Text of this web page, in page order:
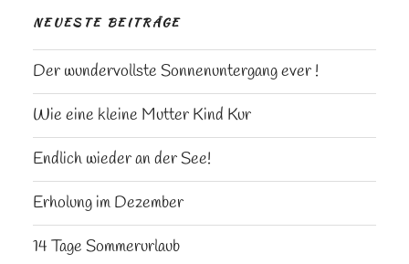
NEUESTE BEITRÄGE
Der wundervollste Sonnenuntergang ever !
Wie eine kleine Mutter Kind Kur
Endlich wieder an der See!
Erholung im Dezember
14 Tage Sommerurlaub